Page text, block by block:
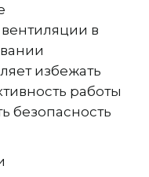
в
избежать
работы
безопасность